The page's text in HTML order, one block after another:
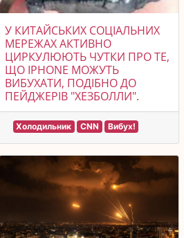
У КИТАЙСЬКИХ СОЦІАЛЬНИХ
МЕРЕЖАХ АКТИВНО
ЦИРКУЛЮЮТЬ ЧУТКИ ПРО ТЕ,
ЩО IPHONE МОЖУТЬ
ВИБУХАТИ, ПОДІБНО ДО
ПЕЙДЖЕРІВ "ХЕЗБОЛЛИ".
Холодильник CNN Вибух!